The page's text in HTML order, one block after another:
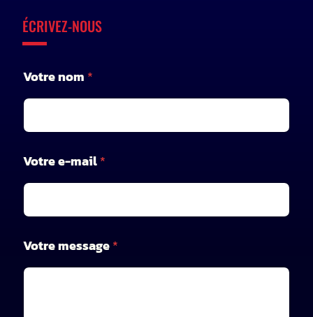
ÉCRIVEZ-NOUS
*
*
Votre nom *
Votre e-mail*
Votre message*